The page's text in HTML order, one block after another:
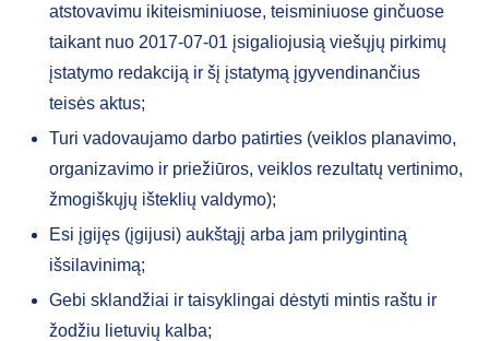
atstovavimu ikiteisminiuose, teisminiuose ginčuose
taikant nuo 2017-07-01 įsigaliojusią viešųjų pirkimų
įstatymo redakciją ir šį įstatymą įgyvendinančius
teisės aktus;
Turi vadovaujamo darbo patirties (veiklos planavimo,
organizavimo ir priežiūros, veiklos rezultatų vertinimo,
žmogiškųjų išteklių valdymo);
Esi įgijęs (įgijusi) aukštąjį arba jam prilygintiną
išsilavinimą;
Gebi sklandžiai ir taisyklingai dėstyti mintis raštu ir
žodžiu lietuvių kalba;